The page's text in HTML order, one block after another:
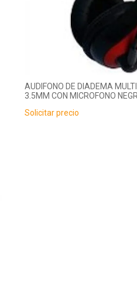
AUDIFONO DE DIADEMA
3.5MM CON MICROFONO
Solicitar precio